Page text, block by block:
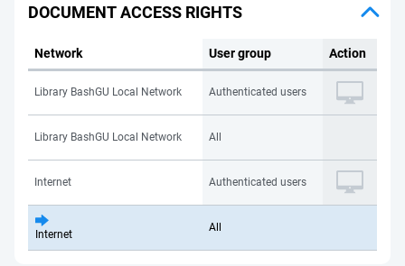
DOCUMENT ACCESS RIGHTS
Network User group Action
Library BashGU Local Network Authenticated users
Library BashGU Local Network All
Internet Authenticated users
Internet
All